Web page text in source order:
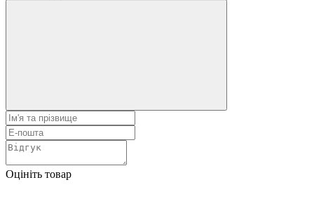
Оцініть товар